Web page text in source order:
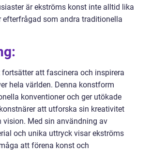
är ekströms konst inte alltid lika
efterfrågad som andra traditionella
att fascinera och inspirera
hela världen. Denna konstform
konventioner och ger utökade
att utforska sin kreativitet
vision. Med sin användning av
och unika uttryck visar ekströms
att förena konst och